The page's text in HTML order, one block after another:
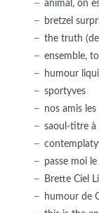
animal, on
bretzel
the truth
ensemble,
humour
sportyves
nos amis
saoul-titre à
passe moi le
Brette Ciel
humour de